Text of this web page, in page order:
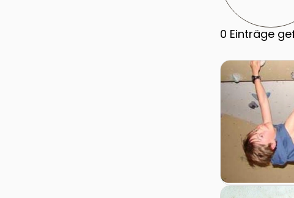
0 Einträge
Zur
Zur